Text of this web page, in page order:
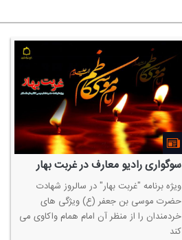
سوگواری رادیو معارف در غربت بهار
ویژه برنامه "غربت بهار" در سالروز شهادت
حضرت موسی بن جعفر (ع) ویژگی های
خردمندان را از منظر آن امام همام واكاوی می
كند